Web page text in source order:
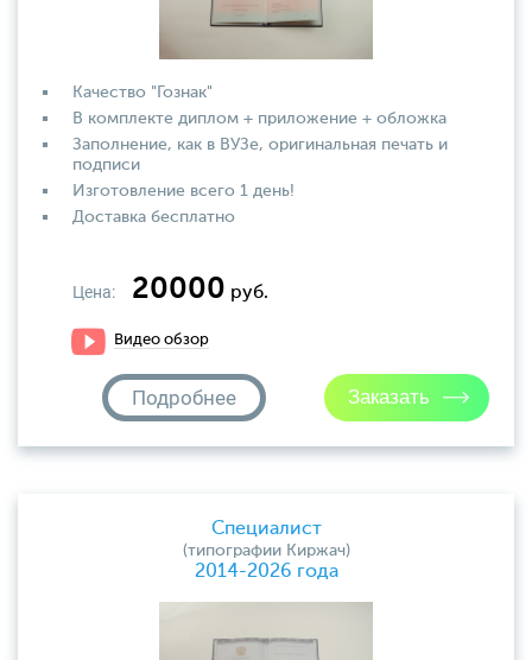
Качество "Гознак"
В комплекте диплом + приложение + обложка
Заполнение, как в ВУЗе, оригинальная печать и
подписи
Изготовление всего 1 день!
Доставка бесплатно
Цена: 20000 руб.
Видео обзор
Подробнее
Специалист
(типографии Киржач)
2014-2026 года